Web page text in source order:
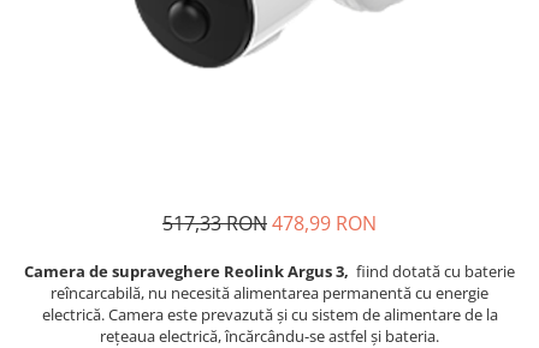
517,33 RON478,99 RON
Camera de supraveghere Reolink Argus 3, fiind dotată cu baterie
reîncarcabilă, nu necesită alimentarea permanentă cu energie
electrică. Camera este prevazută și cu sistem de alimentare de la
rețeaua electrică, încărcându-se astfel și bateria.